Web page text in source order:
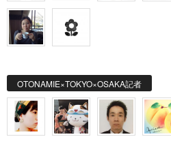
OTONAMIE×TOKYO×OSAKA記者